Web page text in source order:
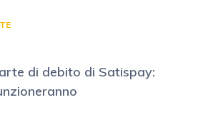
di debito di Satispay: